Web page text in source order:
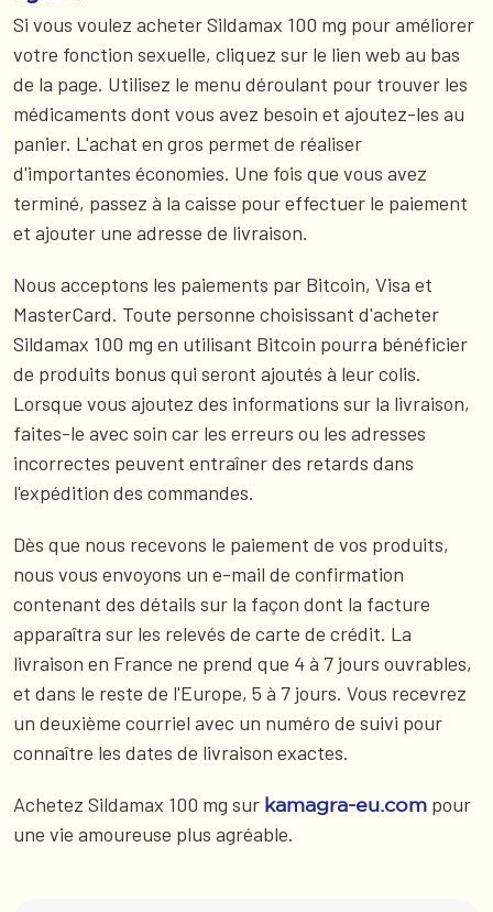
Si vous voulez acheter Sildamax 100 mg pour améliorer
votre fonction sexuelle, cliquez sur le lien web au bas
de la page. Utilisez le menu déroulant pour trouver les
médicaments dont vous avez besoin et ajoutez-les au
panier. L'achat en gros permet de réaliser
d'importantes économies. Une fois que vous avez
terminé, passez à la caisse pour effectuer le paiement
et ajouter une adresse de livraison.
Nous acceptons les paiements par Bitcoin, Visa et
MasterCard. Toute personne choisissant d'acheter
Sildamax 100 mg en utilisant Bitcoin pourra bénéficier
de produits bonus qui seront ajoutés à leur colis.
Lorsque vous ajoutez des informations sur la livraison,
faites-le avec soin car les erreurs ou les adresses
incorrectes peuvent entraîner des retards dans
l'expédition des commandes.
Dès que nous recevons le paiement de vos produits,
nous vous envoyons un e-mail de confirmation
contenant des détails sur la façon dont la facture
apparaîtra sur les relevés de carte de crédit. La
livraison en France ne prend que 4 à 7 jours ouvrables,
et dans le reste de l'Europe, 5 à 7 jours. Vous recevrez
un deuxième courriel avec un numéro de suivi pour
connaître les dates de livraison exactes.
Achetez Sildamax 100 mg sur kamagra-eu.com pour
une vie amoureuse plus agréable.